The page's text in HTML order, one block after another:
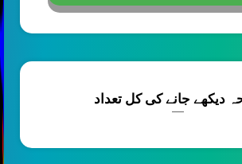
دیکھے جانے کی کل تعداد